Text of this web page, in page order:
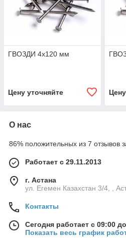
ГВОЗДИ 4х120 мм
Цену уточняйте
О нас
86% положительных из 7 отзывов
Работает с 29.11.2013
г. Астана
ул. Егемен Казахстан 3/4, ,
Контакты
Сегодня работает с 09:00
Показать весь график